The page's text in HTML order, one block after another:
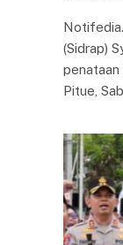
(Sidrap)
penataan
Pitue,